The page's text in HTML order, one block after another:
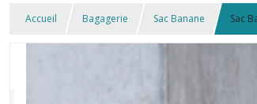
Accueil Bagagerie Sac Banane Sac